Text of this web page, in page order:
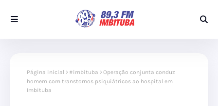
Página inicial #imbituba
Operação conjunta conduz
homem com transtornos psiquiátricos ao hospital em
Imbituba